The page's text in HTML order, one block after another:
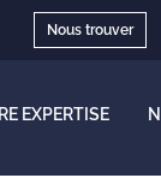
Nous trouver
EXPERTISE